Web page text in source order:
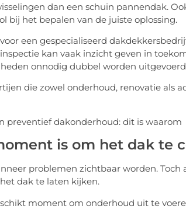
dan een schuin pannendak.
bij het bepalen van de juiste oplossing.
een gespecialiseerd
kan vaak inzicht geven in
onnodig dubbel worden
die zowel onderhoud, renovatie als
is om het dak te
problemen zichtbaar worden. Toch
dak te laten kijken.
moment om onderhoud uit te